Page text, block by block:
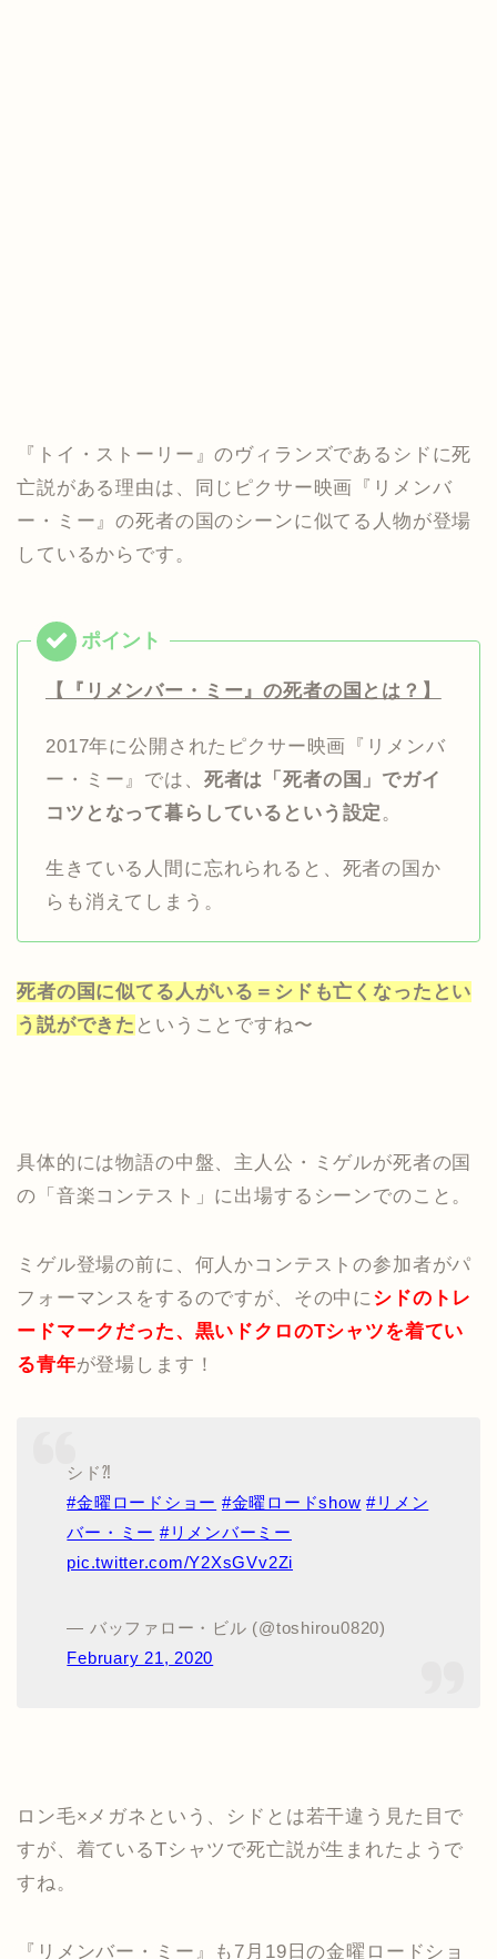
『トイ・ストーリー』のヴィランズであるシドに死
亡説がある理由は、同じピクサー映画『リメンバ
ー・ミー』の死者の国のシーンに似てる人物が登場
しているからです。
【『リメンバー・ミー』の死者の国とは？】
2017年に公開されたピクサー映画『リメンバ
ー・ミー』では、 死者は「死者の国」でガイ
コツとなって暮らしているという設定。
生きている人間に忘れられると、死者の国か
らも消えてしまう。
死者の国に似てる人がいる＝シドも亡くなったとい
う説ができた ということですね〜
具体的には物語の中盤、主人公・ミゲルが死者の国
の「音楽コンテスト」に出場するシーンでのこと。
ミゲル登場の前に、何人かコンテストの参加者がパ
フォーマンスをするのですが、その中にシドのトレ
ードマークだった、黒いドクロのTシャツを着てい
る青年が登場します！
シド⁈
#金曜ロードショー #金曜ロードshow #リメン
バー・ミー #リメンバーミー
pic.twitter.com/Y2XsGVv2Zi
— バッファロー・ビル (@toshirou0820)
February 21, 2020
ロン毛×メガネという、シドとは若干違う見た目で
すが、着ているTシャツで死亡説が生まれたようで
すね。
『リメンバー・ミー』も7月19日の金曜ロードショ